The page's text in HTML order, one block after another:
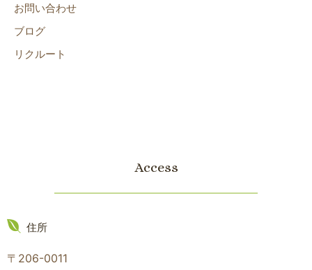
お問い合わせ
ブログ
リクルート
Access
住所
〒206-0011